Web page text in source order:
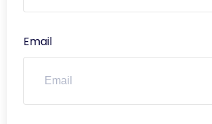
Email